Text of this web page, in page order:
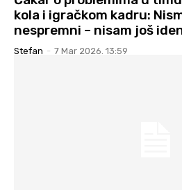
kola i igračkom kadru:
nespremni – nisam još
Stefan - 7 Mar 2026. 13:59